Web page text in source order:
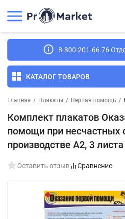
8-800-201-66-76
КАТАЛОГ ТОВАРОВ
Главная / Плакаты / Первая помощь /
Комплект плакатов
помощи при несчастных
производстве A2, 3 листа
Оставить отзыв Сравнение